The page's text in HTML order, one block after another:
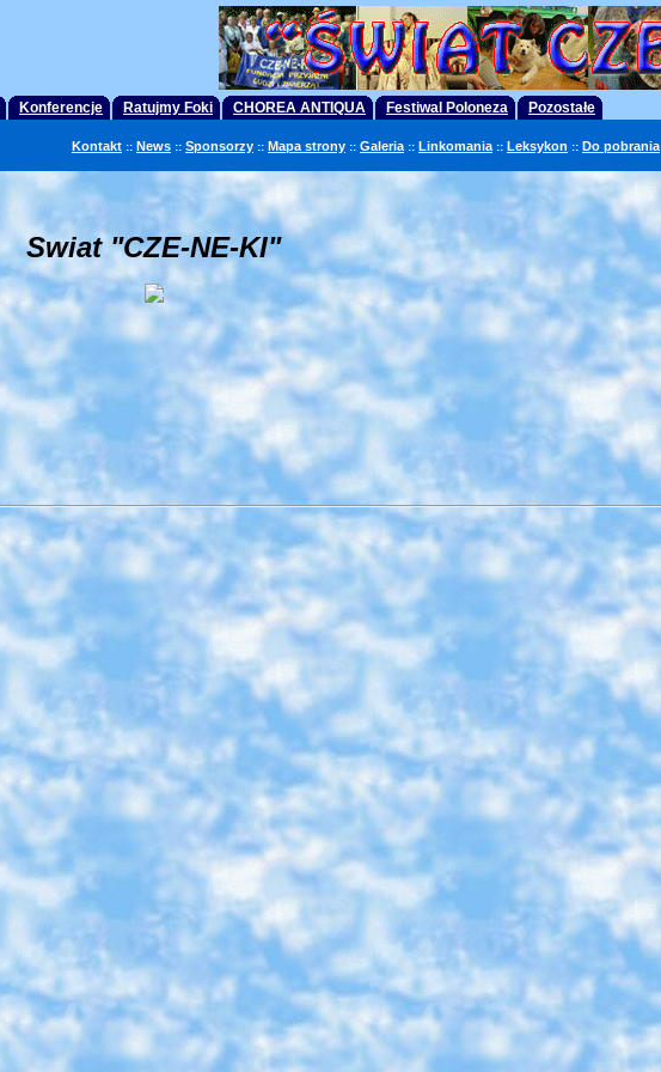
Konferencje Ratujmy Foki CHOREA ANTIQUA Festiwal Poloneza Pozostałe
Kontakt :: News :: Sponsorzy :: Mapa strony :: Galeria :: Linkomania :: Leksykon :: Do pobrania
Swiat "CZE-NE-KI"